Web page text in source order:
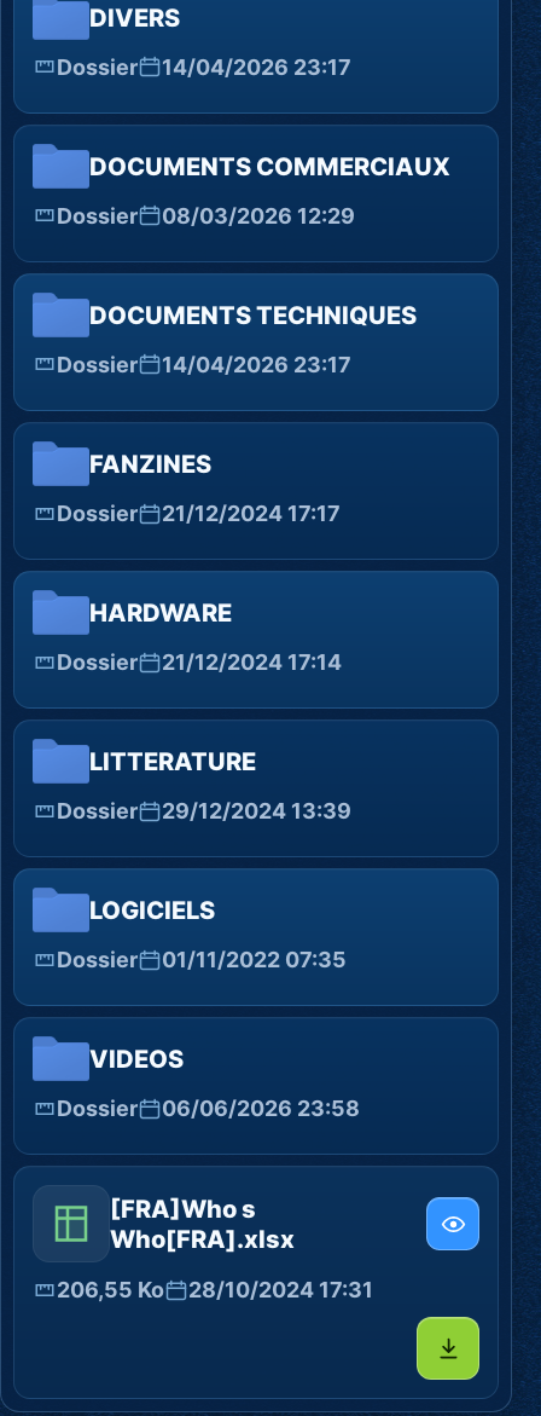
DIVERS
Dossier 14/04/2026 23:17
DOCUMENTS COMMERCIAUX
Dossier 08/03/2026 12:29
DOCUMENTS TECHNIQUES
Dossier 14/04/2026 23:17
FANZINES
Dossier 21/12/2024 17:17
HARDWARE
Dossier 21/12/2024 17:14
LITTERATURE
Dossier 29/12/2024 13:39
LOGICIELS
Dossier 01/11/2022 07:35
VIDEOS
Dossier 06/06/2026 23:58
[FRA]Who s
Who[FRA].xlsx
206,55 Ko 28/10/2024 17:31